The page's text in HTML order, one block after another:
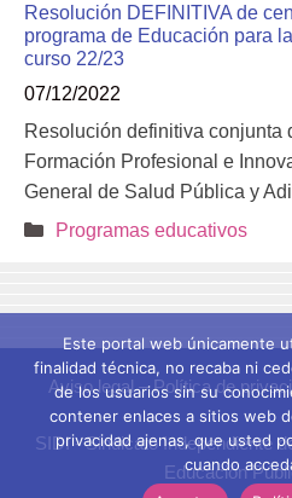
Resolución DEFINITIVA de
programa de Educación para
curso 22/23
07/12/2022
Resolución definitiva conjunta
Formación Profesional e
General de Salud Pública y
Categorías
Programas educativos
Aviso legal–Política de
SIDI - Sindicato Independiente
Educación
Este portal web únicamente
finalidad técnica, no recaba ni
de los usuarios sin su
contener enlaces a sitios web
privacidad ajenas, que usted
cuando